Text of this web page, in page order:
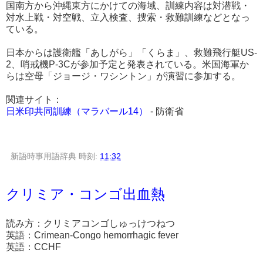
国南方から沖縄東方にかけての海域、訓練内容は対潜戦・
対水上戦・対空戦、立入検査、捜索・救難訓練などとなっ
ている。
日本からは護衛艦「あしがら」「くらま」、救難飛行艇US-
2、哨戒機P-3Cが参加予定と発表されている。米国海軍か
らは空母「ジョージ・ワシントン」が演習に参加する。
関連サイト：
日米印共同訓練（マラバール14）
- 防衛省
新語時事用語辞典 時刻: 11:32
クリミア・コンゴ出血熱
読み方：クリミアコンゴしゅっけつねつ
英語：Crimean-Congo hemorrhagic fever
英語：CCHF